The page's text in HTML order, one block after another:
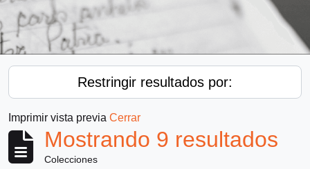
Restringir resultados por:
Imprimir vista previa Cerrar
Mostrando 9 resultados
Colecciones